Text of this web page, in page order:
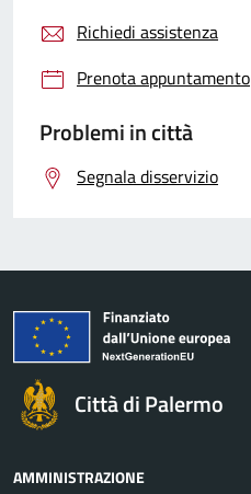
Richiedi assistenza
Prenota appuntamento
Problemi in città
Segnala disservizio
Città di Palermo
AMMINISTRAZIONE